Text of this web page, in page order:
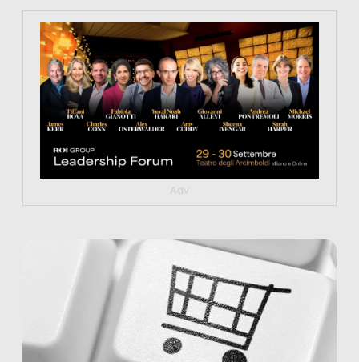
https://tinyurl.com/363fvfm9
Adv